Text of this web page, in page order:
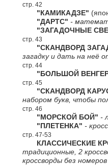
стр. 42
"КАМИКАДЗЕ"
"ДАРТС" -
"ЗАГАДОЧНЫЕ
стр. 43
"СКАНДВОРД
загадку и дать на неё
стр. 44
"БОЛЬШОЙ
стр. 45
"СКАНДВОРД
набором букв, чтобы
стр. 46
"МОРСКОЙ БОЙ" -
"ПЛЕТЕНКА" -
стр. 47-53
КЛАССИЧЕСКИЕ
традиционные, 2
кроссворды без